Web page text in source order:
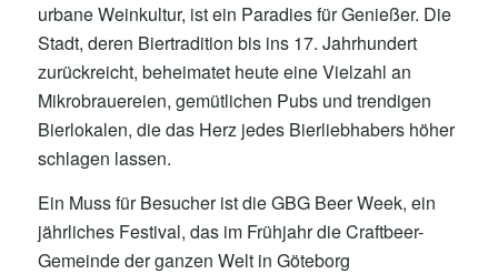
urbane Weinkultur, ist ein Paradies für Genießer. Die
Stadt, deren Biertradition bis ins 17. Jahrhundert
zurückreicht, beheimatet heute eine Vielzahl an
Mikrobrauereien, gemütlichen Pubs und trendigen
Bierlokalen, die das Herz jedes Bierliebhabers höher
schlagen lassen.
Ein Muss für Besucher ist die GBG Beer Week, ein
jährliches Festival, das im Frühjahr die Craftbeer-
Gemeinde der ganzen Welt in Göteborg